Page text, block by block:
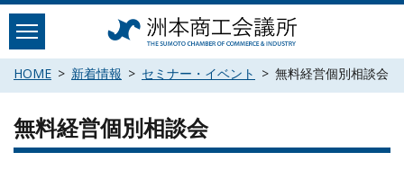
Skip
content
HOME 新着情報 セミナー・イベント 無料経営個別相談会
無料経営個別相談会